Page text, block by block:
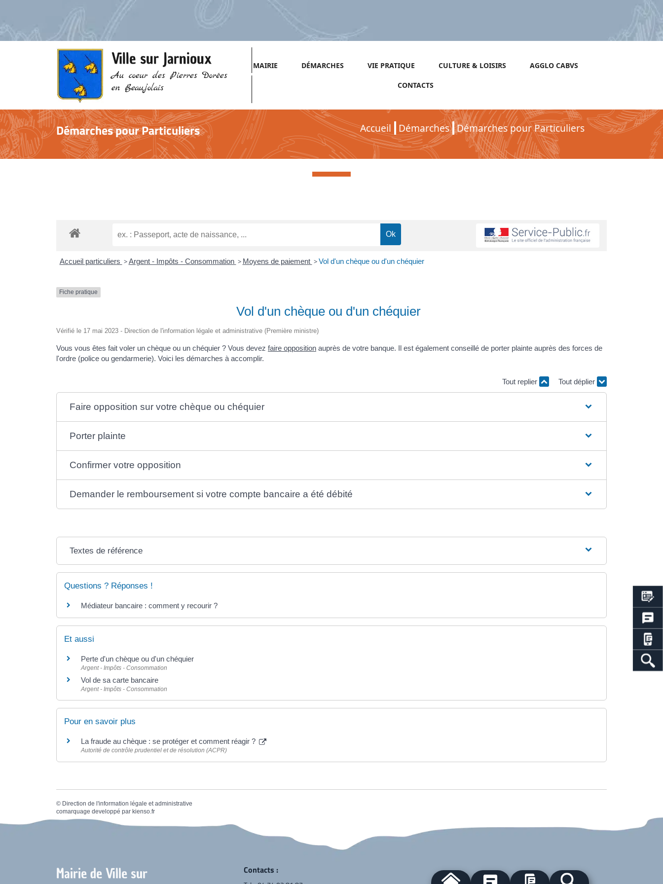
Ville sur Jarnioux
Au coeur des Pierres Dorées
en Beaujolais
MAIRIE DÉMARCHES VIE PRATIQUE CULTURE & LOISIRS AGGLO CABVS
CONTACTS
Démarches pour Particuliers Accueil Démarches Démarches pour Particuliers
Démarches pour Particuliers
Accueil particuliers > Argent - Impôts - Consommation > Moyens de paiement > Vol d'un chèque ou d'un chéquier
Fiche pratique
Vol d'un chèque ou d'un chéquier
Vérifié le 17 mai 2023 - Direction de l'information légale et administrative (Première ministre)
Vous vous êtes fait voler un chèque ou un chéquier ? Vous devez faire opposition auprès de votre banque. Il est également conseillé de porter plainte auprès des forces de
l'ordre (police ou gendarmerie). Voici les démarches à accomplir.
Tout replier Tout déplier
Faire opposition sur votre chèque ou chéquier
Porter plainte
Confirmer votre opposition
Demander le remboursement si votre compte bancaire a été débité
Textes de référence
Questions ? Réponses !
Médiateur bancaire : comment y recourir ?
Et aussi
Perte d'un chèque ou d'un chéquier
Argent - Impôts - Consommation
Vol de sa carte bancaire
Argent - Impôts - Consommation
Pour en savoir plus
La fraude au chèque : se protéger et comment réagir ?
Autorité de contrôle prudentiel et de résolution (ACPR)
© Direction de l'information légale et administrative
comarquage developpé par kienso.fr
Mairie de Ville sur
Contacts :